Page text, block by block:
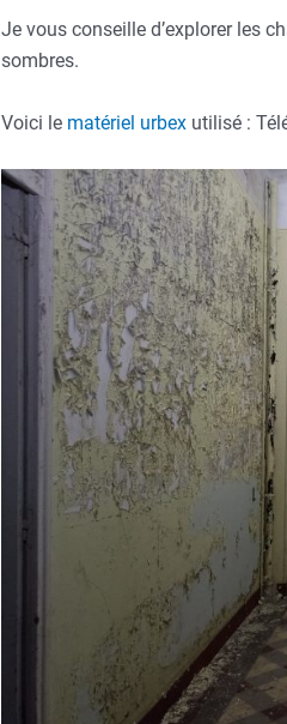
Je vous conseille d’explorer les
sombres.
Voici le matériel urbexutilisé :